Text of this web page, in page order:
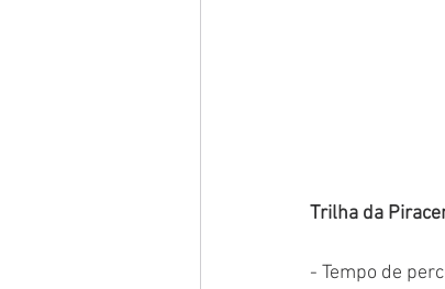
Trilha da
- Tempo de